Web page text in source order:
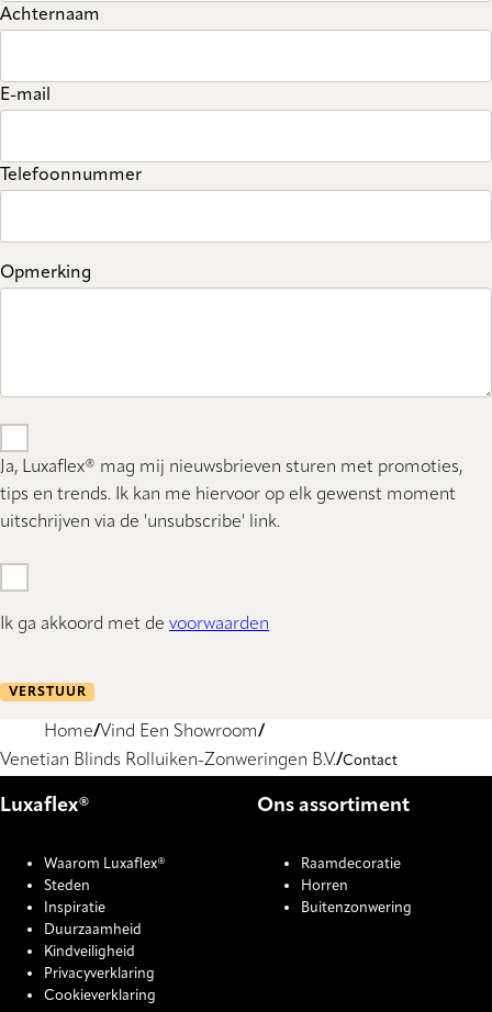
Achternaam
E-mail
Telefoonnummer
Opmerking
Ja, Luxaflex® mag mij nieuwsbrieven sturen met promoties,
tips en trends. Ik kan me hiervoor op elk gewenst moment
uitschrijven via de 'unsubscribe' link.
Ik ga akkoord met de voorwaarden
VERSTUUR
Home Vind Een Showroom
Venetian Blinds Rolluiken-Zonweringen B.V. Contact
Luxaflex®
Waarom Luxaflex®
Steden
Inspiratie
Duurzaamheid
Kindveiligheid
Privacyverklaring
Cookieverklaring
Ons assortiment
Raamdecoratie
Horren
Buitenzonwering